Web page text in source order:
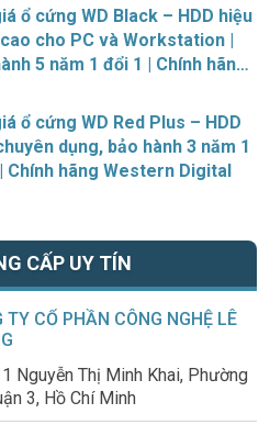
ổ cứng WD Black – HDD hiệu
cho PC và Workstation |
5 năm 1 đổi 1 | Chính hãng
ổ cứng WD Red Plus – HDD
dụng, bảo hành 3 năm 1
Chính hãng Western Digital
CẤP UY TÍN
TY CỔ PHẦN CÔNG NGHỆ LÊ
Nguyễn Thị Minh Khai, Phường
3, Hồ Chí Minh